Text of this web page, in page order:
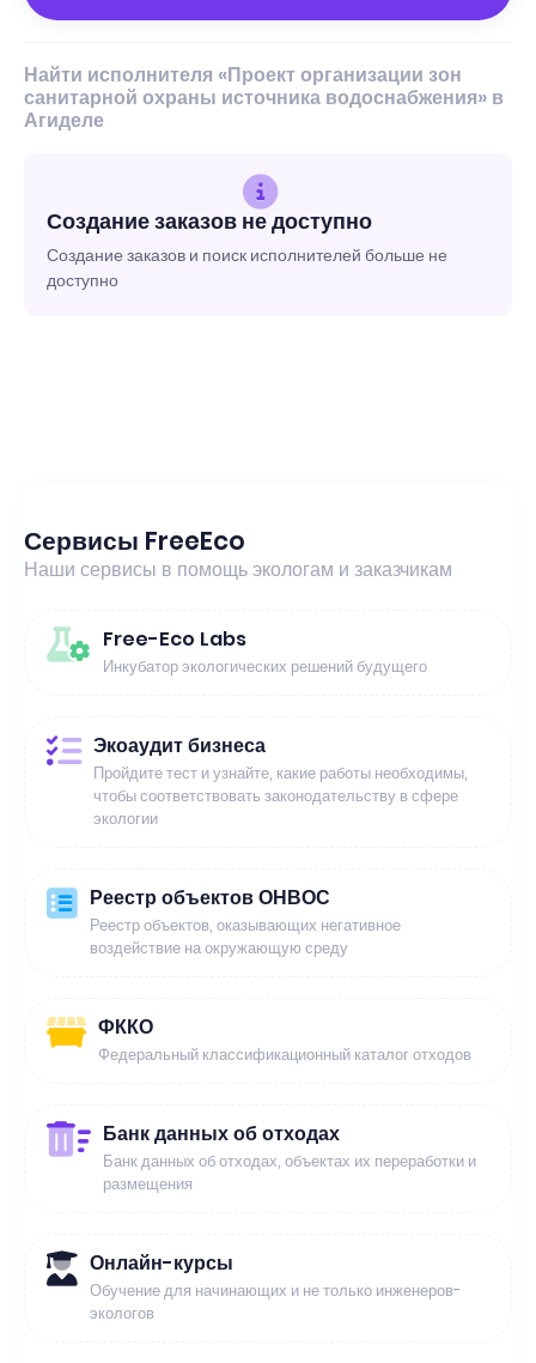
Найти исполнителя «Проект организации зон
санитарной охраны источника водоснабжения» в
Агиделе
Создание заказов не доступно
Создание заказов и поиск исполнителей больше не
доступно
Сервисы FreeEco
Наши сервисы в помощь экологам и заказчикам
Free-Eco Labs
Инкубатор экологических решений будущего
Экоаудит бизнеса
Пройдите тест и узнайте, какие работы необходимы,
чтобы соответствовать законодательству в сфере
экологии
Реестр объектов ОНВОС
Реестр объектов, оказывающих негативное
воздействие на окружающую среду
ФККО
Федеральный классификационный каталог отходов
Банк данных об отходах
Банк данных об отходах, объектах их переработки и
размещения
Онлайн-курсы
Обучение для начинающих и не только инженеров-
экологов